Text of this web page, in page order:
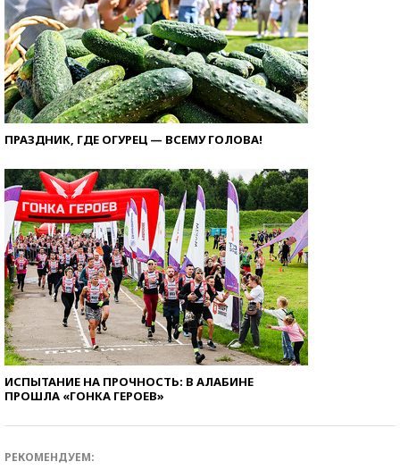
ПРАЗДНИК, ГДЕ ОГУРЕЦ — ВСЕМУ ГОЛОВА!
ИСПЫТАНИЕ НА ПРОЧНОСТЬ: В АЛАБИНЕ
ПРОШЛА «ГОНКА ГЕРОЕВ»
РЕКОМЕНДУЕМ: